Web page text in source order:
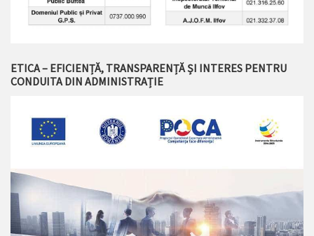
ETICA – EFICIENȚĂ, TRANSPARENȚĂ ȘI INTERES PENTRU
CONDUITA DIN ADMINISTRAȚIE